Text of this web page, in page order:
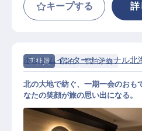
キープする 詳
正社員 宿泊 宿泊予約
ポルトムインターナショナル北
北の大地で紡ぐ、一期一会のおも
なたの笑顔が旅の思い出になる。